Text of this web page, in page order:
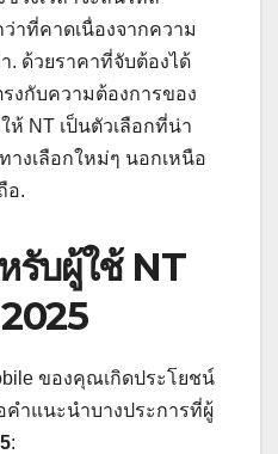
าที่คาดเนื่องจากความ
. ด้วยราคาที่จับต้องได้
งกับความต้องการของ
NT เป็นตัวเลือกที่น่า
งเลือกใหม่ๆ นอกเหนือ
อ.
รับผู้ใช้ NT
ของคุณเกิดประโยชน์
ำแนะนำบางประการที่ผู้
: